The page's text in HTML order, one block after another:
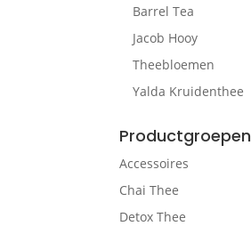
Barrel Tea
Jacob Hooy
Theebloemen
Yalda Kruidenthee
Productgroepen
Accessoires
Chai Thee
Detox Thee